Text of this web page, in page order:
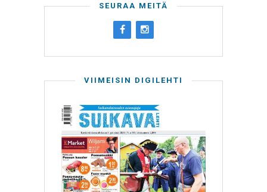
SEURAA MEITÄ
VIIMEISIN DIGILEHTI